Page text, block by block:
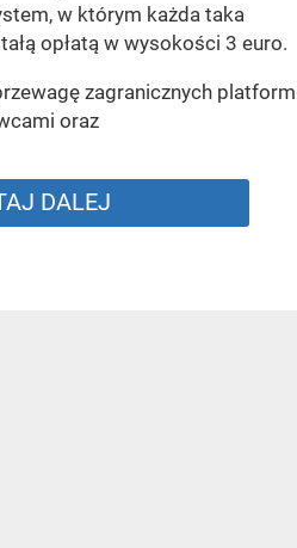
w którym każda taka
opłatą w wysokości 3 euro.
zagranicznych platform
oraz
DALEJ